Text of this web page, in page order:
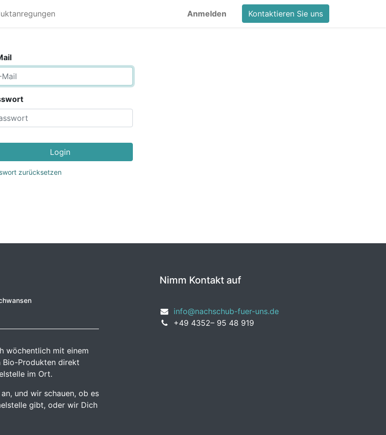
Anmelden Kontaktieren Sie uns
Login
zurücksetzen
wöchentlich mit einem
Produkten direkt
im Ort.
und wir schauen, ob es
gibt, oder wir Dich
Nimm Kontakt auf
info@nachschub-fuer-uns.de
+49 4352– 95 48 919